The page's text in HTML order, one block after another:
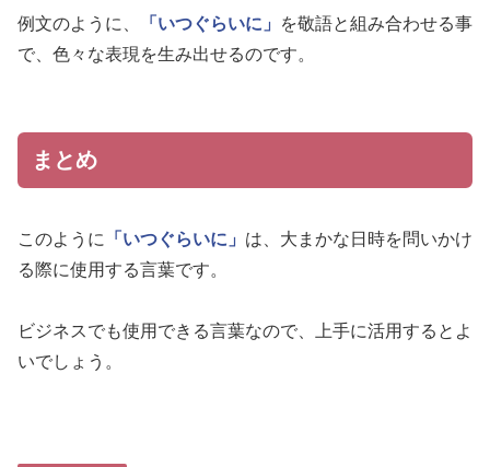
例文のように、 「いつぐらいに」
を敬語と組み合わせる事
で、色々な表現を生み出せるのです。
まとめ
このように 「いつぐらいに」 は、大まかな日時を問いかけ
る際に使用する言葉です。
ビジネスでも使用できる言葉なので、上手に活用するとよ
いでしょう。